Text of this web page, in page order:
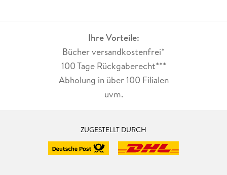
Ihre Vorteile:
Bücher versandkostenfrei*
100 Tage Rückgaberecht***
Abholung in über 100 Filialen
uvm.
ZUGESTELLT DURCH